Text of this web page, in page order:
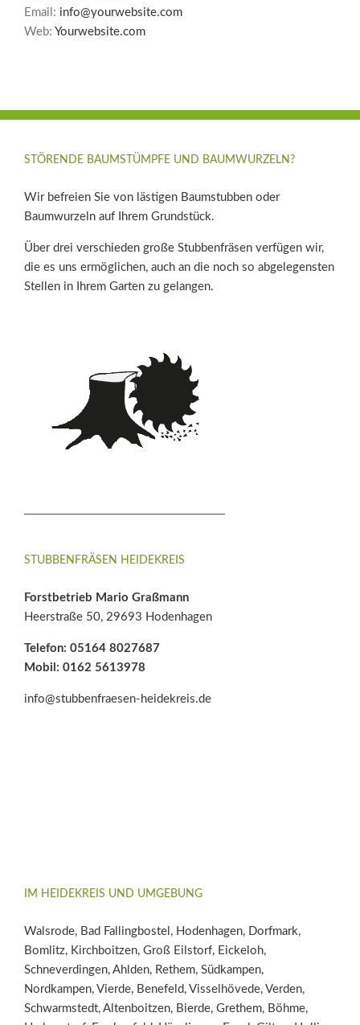
Email: info@yourwebsite.com
Web: Yourwebsite.com
STÖRENDE BAUMSTÜMPFE UND BAUMWURZELN?
Wir befreien Sie von lästigen Baumstubben oder
Baumwurzeln auf Ihrem Grundstück.
Über drei verschieden große Stubbenfräsen verfügen wir,
die es uns ermöglichen, auch an die noch so abgelegensten
Stellen in Ihrem Garten zu gelangen.
STUBBENFRÄSEN HEIDEKREIS
Forstbetrieb Mario Graßmann
Heerstraße 50, 29693 Hodenhagen
Telefon: 05164 8027687
Mobil: 0162 5613978
info@stubbenfraesen-heidekreis.de
IM HEIDEKREIS UND UMGEBUNG
Walsrode, Bad Fallingbostel, Hodenhagen, Dorfmark,
Bomlitz, Kirchboitzen, Groß Eilstorf, Eickeloh,
Schneverdingen, Ahlden, Rethem, Südkampen,
Nordkampen, Vierde, Benefeld, Visselhövede, Verden,
Schwarmstedt, Altenboitzen, Bierde, Grethem, Böhme,